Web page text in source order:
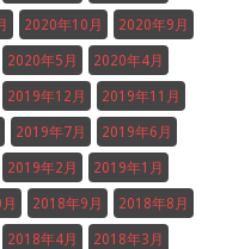
2020年10月 2020年9月
2020年5月 2020年4月
2019年12月 2019年11月
2019年7月 2019年6月
2019年2月 2019年1月
2018年9月 2018年8月
2018年4月 2018年3月